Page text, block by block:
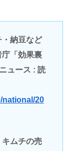
・納豆など
「効果裏
ュース : 読
national/20
ムチの売